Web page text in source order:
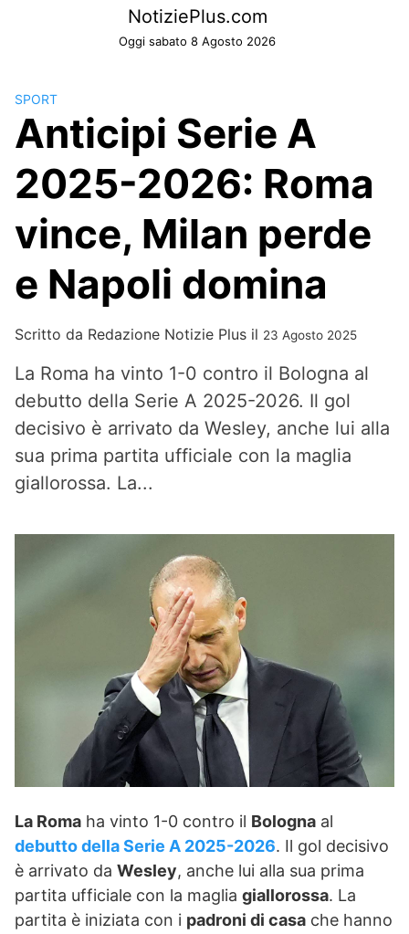
NotiziePlus.com
Oggi sabato 8 Agosto 2026
SPORT
Anticipi Serie A
2025-2026: Roma
vince, Milan perde
e Napoli domina
Scritto da Redazione Notizie Plus il 23 Agosto 2025
La Roma ha vinto 1-0 contro il Bologna al
debutto della Serie A 2025-2026. Il gol
decisivo è arrivato da Wesley, anche lui alla
sua prima partita ufficiale con la maglia
giallorossa. La...
La Roma ha vinto 1-0 contro il Bologna al
debutto della Serie A 2025-2026. Il gol decisivo
è arrivato da Wesley, anche lui alla sua prima
partita ufficiale con la maglia giallorossa. La
partita è iniziata con i padroni di casa che hanno